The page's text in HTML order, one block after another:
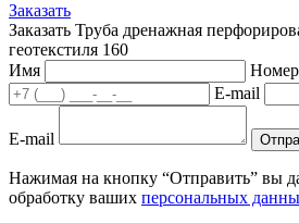
Заказать
Заказать Труба дренажная
геотекстиля 160
Имя
Номер
E-mail
E-mail
Нажимая на кнопку “Отправить” вы
обработку ваших персональных